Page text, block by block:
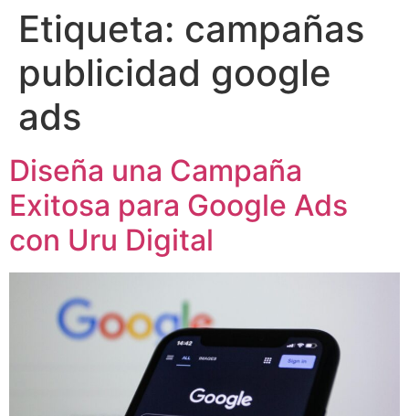
Etiqueta: campañas
publicidad google
ads
Diseña una Campaña
Exitosa para Google Ads
con Uru Digital